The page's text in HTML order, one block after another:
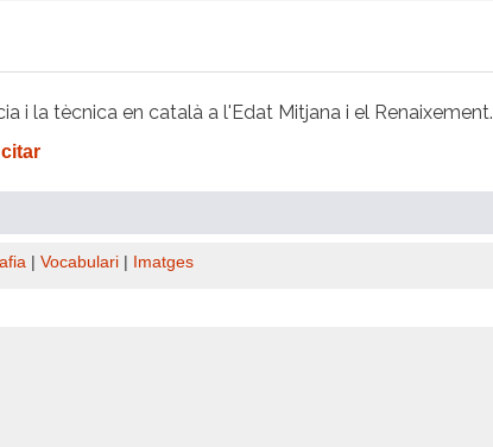
i la tècnica en català a l'Edat Mitjana i el Renaixement.
Vocabulari Imatges